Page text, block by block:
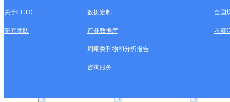
关于CCTD 数据定制 全国
研究团队 产业数据库 考察
周期类刊物和分析报告
咨询服务